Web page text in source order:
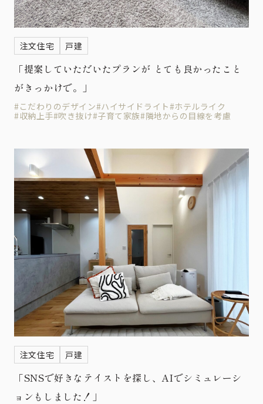
注文住宅 戸建
「提案していただいたプランが とても良かったこと
がきっかけで。」
#こだわりのデザイン#ハイサイドライト#ホテルライク
#収納上手#吹き抜け#子育て家族#隣地からの目線を考慮
注文住宅 戸建
「SNSで好きなテイストを探し、AIでシミュレーシ
ョンもしました！」